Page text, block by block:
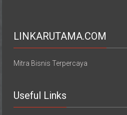
LINKARUTAMA.COM
Mitra Bisnis Terpercaya
Useful Links